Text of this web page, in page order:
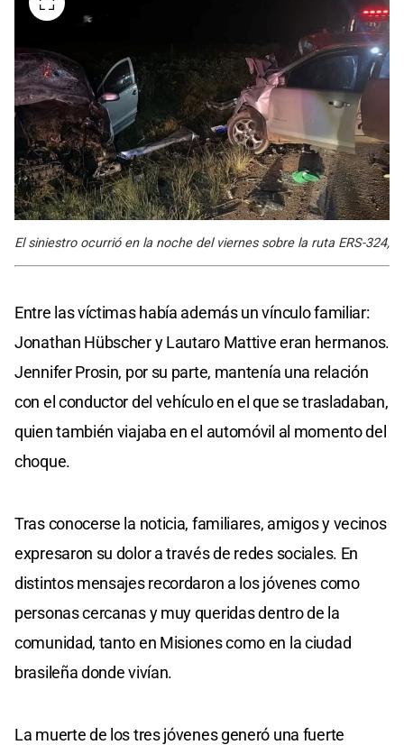
El siniestro ocurrió en la noche del viernes sobre la ruta ERS-324,
Entre las víctimas había además un vínculo familiar:
Jonathan Hübscher y Lautaro Mattive eran hermanos.
Jennifer Prosin, por su parte, mantenía una relación
con el conductor del vehículo en el que se trasladaban,
quien también viajaba en el automóvil al momento del
choque.
Tras conocerse la noticia, familiares, amigos y vecinos
expresaron su dolor a través de redes sociales. En
distintos mensajes recordaron a los jóvenes como
personas cercanas y muy queridas dentro de la
comunidad, tanto en Misiones como en la ciudad
brasileña donde vivían.
La muerte de los tres jóvenes generó una fuerte